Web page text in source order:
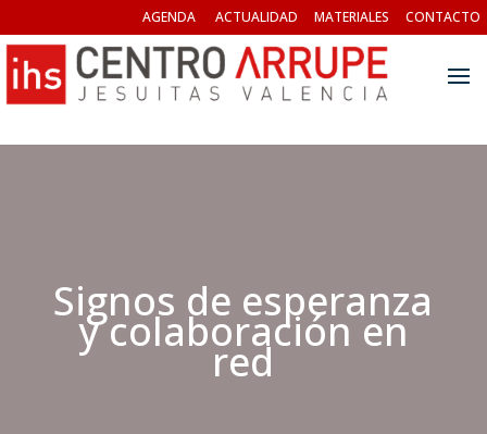
AGENDA ACTUALIDAD MATERIALES CONTACTO
Signos de esperanza
y colaboración en
red